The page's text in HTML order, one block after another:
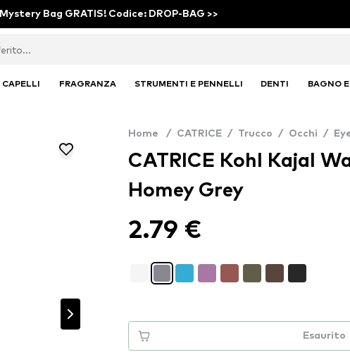
Mystery Bag GRATIS! Codice: DROP-BAG >>
CAPELLI FRAGRANZA STRUMENTI E PENNELLI DENTI BAGNO
Home / CATRICE / Trucco / Occhi /
CATRICE Kohl Kajal
Homey Grey
2.79 €
Esaurito